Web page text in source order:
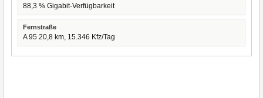
88,3 % Gigabit-Verfügbarkeit
Fernstraße
A 95 20,8 km, 15.346 Kfz/Tag